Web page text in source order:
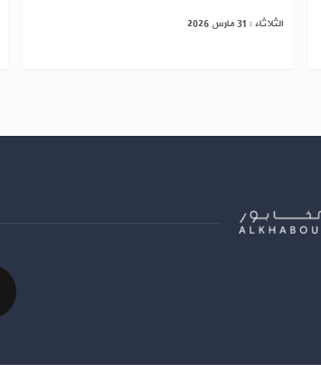
الثلاثاء : 31 مارس 2026